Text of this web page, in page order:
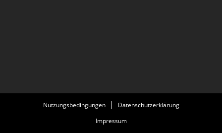
Nutzungsbedingungen
Datenschutzerklärung
Impressum